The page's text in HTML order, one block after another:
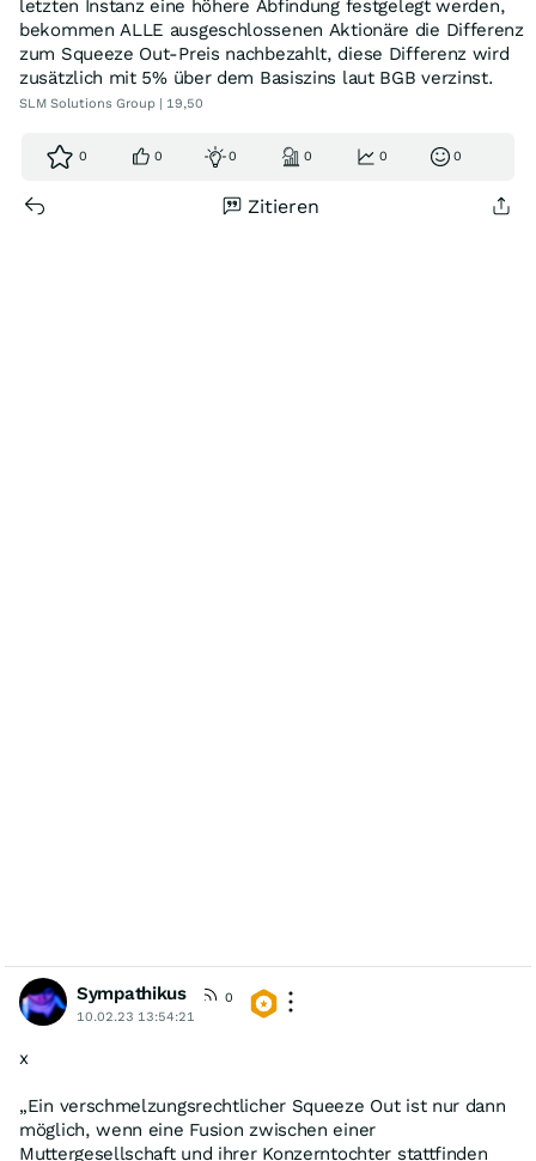
letzten Instanz eine höhere Abfindung festgelegt werden,
bekommen ALLE ausgeschlossenen Aktionäre die Differenz
zum Squeeze Out-Preis nachbezahlt, diese Differenz wird
zusätzlich mit 5% über dem Basiszins laut BGB verzinst.
SLM Solutions Group | 19,50
0 0 0 0 0 0
Zitieren
Sympathikus
0
10.02.23 13:54:21
x
„Ein verschmelzungsrechtlicher Squeeze Out ist nur dann
möglich, wenn eine Fusion zwischen einer
Muttergesellschaft und ihrer Konzerntochter stattfinden